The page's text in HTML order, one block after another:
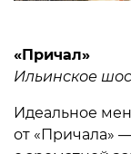
«Причал»
Ильинское
Идеальное
от «Причала»